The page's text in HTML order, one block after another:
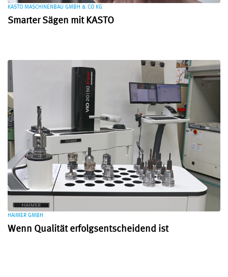
KASTO MASCHINENBAU GMBH & CO KG
Smarter Sägen mit KASTO
HAIMER GMBH
Wenn Qualität erfolgsentscheidend ist